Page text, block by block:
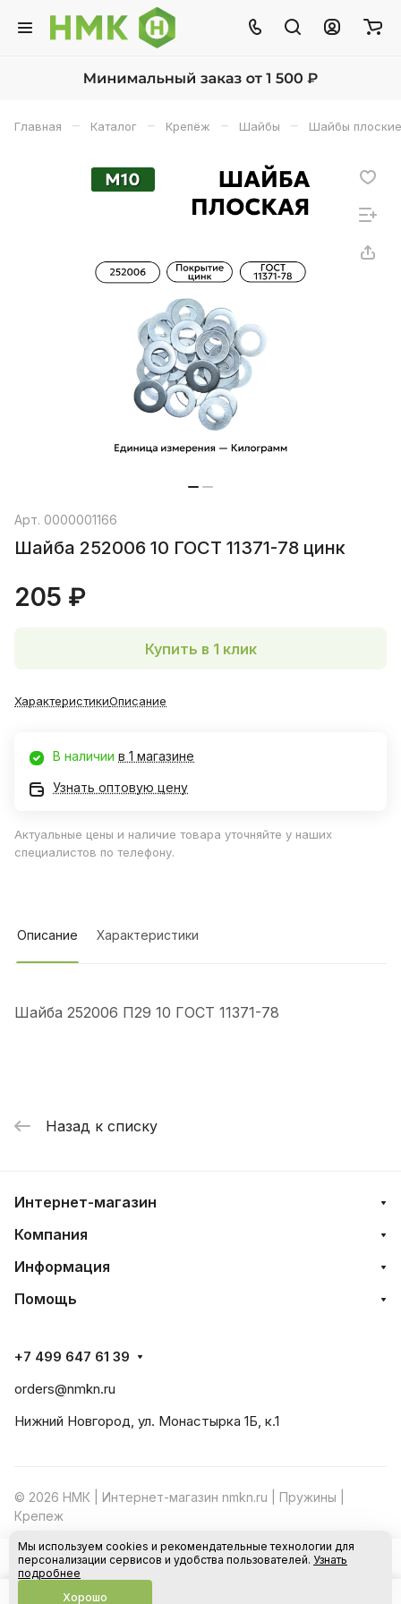
Главная – Каталог – Крепёж – Шайбы – Шайбы
Арт. 0000001166
Шайба 252006 10 ГОСТ 11371-78 цинк
205 ₽
В корзину
Купить в 1 клик
ХарактеристикиОписание
В наличии в 1 магазине
Узнать оптовую цену
Актуальные цены и наличие товара уточняйте у наших
специалистов по телефону.
Описание Характеристики
Шайба 252006 П29 10 ГОСТ 11371-78
Назад к списку
Интернет-магазин
Компания
Информация
Помощь
+7 499 647 61 39
orders@nmkn.ru
Нижний Новгород, ул. Монастырка 1Б, к.1
© 2026 НМК | Интернет-магазин nmkn.ru | Пружины |
Крепеж
Конфиденциальность Оферта
Мы используем cookies и рекомендательные технологии для
персонализации сервисов и удобства пользователей. Узнать
подробнее
Хорошо